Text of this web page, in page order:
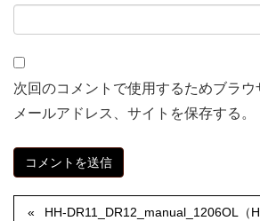
次回のコメントで使用するためブラウ
メールアドレス、サイトを保存する。
HH-DR11_DR12_manual_1206OL（